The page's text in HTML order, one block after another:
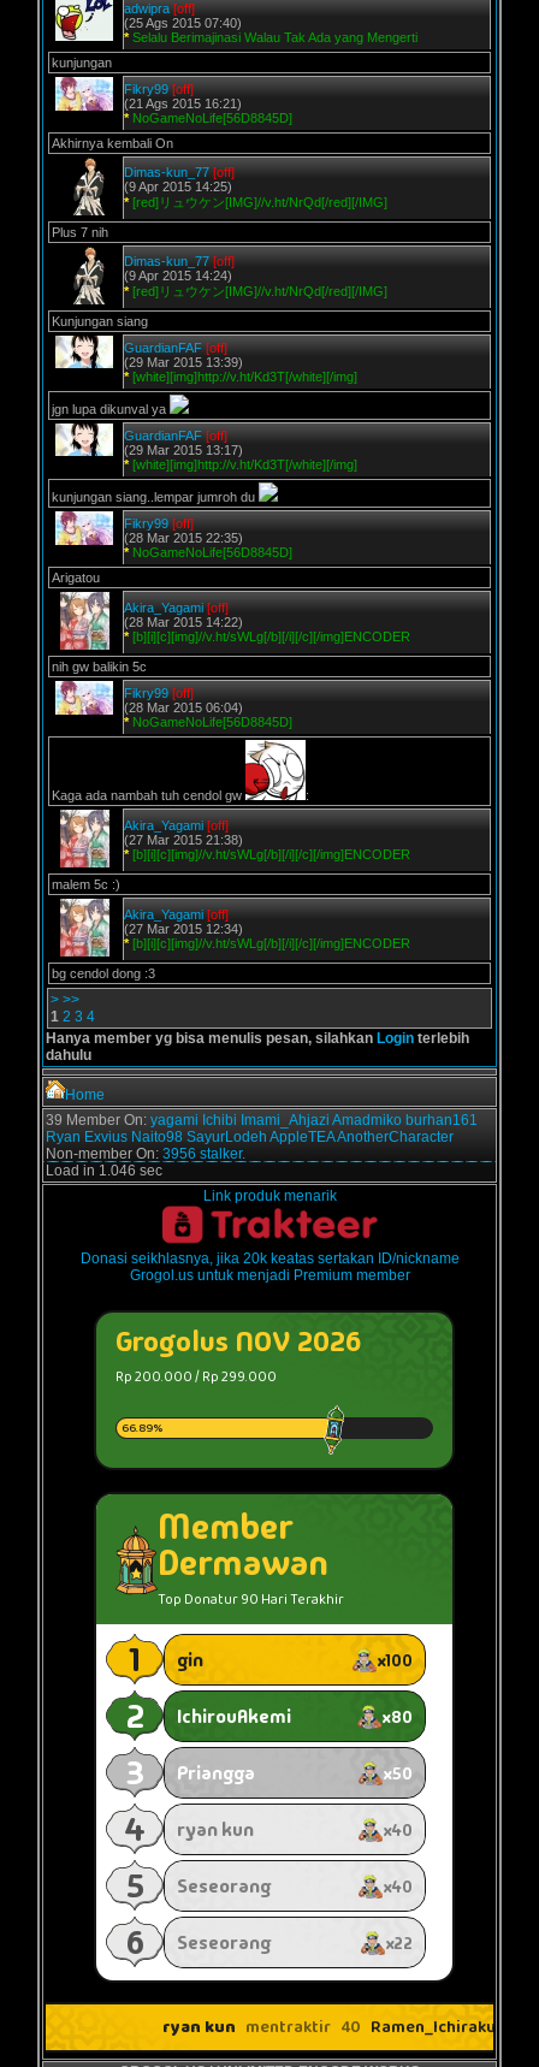
adwipra [off]
(25 Ags 2015 07:40)
* Selalu Berimajinasi Walau Tak Ada yang Mengerti
kunjungan
Fikry99 [off]
(21 Ags 2015 16:21)
* NoGameNoLife[56D8845D]
Akhirnya kembali On
Dimas-kun_77 [off]
(9 Apr 2015 14:25)
* [red]リュウケン[IMG]//v.ht/NrQd[/red][/IMG]
Plus 7 nih
Dimas-kun_77 [off]
(9 Apr 2015 14:24)
* [red]リュウケン[IMG]//v.ht/NrQd[/red][/IMG]
Kunjungan siang
GuardianFAF [off]
(29 Mar 2015 13:39)
* [white][img]http://v.ht/Kd3T[/white][/img]
jgn lupa dikunval ya
GuardianFAF [off]
(29 Mar 2015 13:17)
* [white][img]http://v.ht/Kd3T[/white][/img]
kunjungan siang..lempar jumroh du
Fikry99 [off]
(28 Mar 2015 22:35)
* NoGameNoLife[56D8845D]
Arigatou
Akira_Yagami [off]
(28 Mar 2015 14:22)
* [b][i][c][img]//v.ht/sWLg[/b][/i][/c][/img]ENCODER
nih gw balikin 5c
Fikry99 [off]
(28 Mar 2015 06:04)
* NoGameNoLife[56D8845D]
Kaga ada nambah tuh cendol gw :
Akira_Yagami [off]
(27 Mar 2015 21:38)
* [b][i][c][img]//v.ht/sWLg[/b][/i][/c][/img]ENCODER
malem 5c :)
Akira_Yagami [off]
(27 Mar 2015 12:34)
* [b][i][c][img]//v.ht/sWLg[/b][/i][/c][/img]ENCODER
bg cendol dong :3
> >>
1 2 3 4
Hanya member yg bisa menulis pesan, silahkan Login terlebih
dahulu
Home
39 Member On: yagami Ichibi Imami_Ahjazi Amadmiko burhan161
Ryan Exvius Naito98 SayurLodeh AppleTEAAnotherCharacter
Non-member On: 3956 stalker.
Load in 1.046 sec
Link produk menarik
Donasi seikhlasnya, jika 20k keatas sertakan ID/nickname
Grogol.us untuk menjadi Premium member